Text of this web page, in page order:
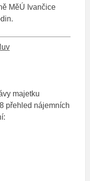
MěÚ Ivančice
majetku
přehled nájemních